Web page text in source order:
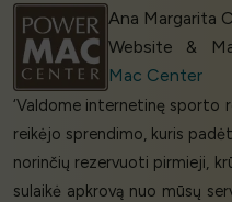
Ana Margarita
Website &
Mac Center
‘Valdome internetinę sporto
reikėjo sprendimo, kuris
norinčių rezervuoti pirmieji,
sulaikė apkrovą nuo mūsų